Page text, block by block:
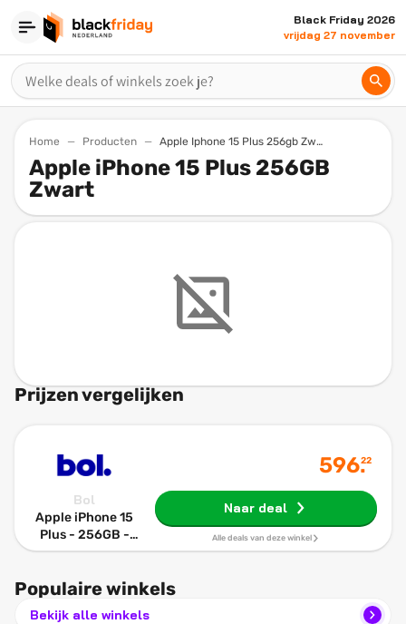
Black Friday 2026
vrijdag 27 november
Home Producten Apple Iphone 15 Plus 256gb Zwart
Apple iPhone 15 Plus 256GB
Zwart
Prijzen vergelijken
Bol
Apple iPhone 15
Plus - 256GB -
Black
596.
22
Naar deal
Alle deals van deze winkel
Populaire winkels
Bekijk alle winkels